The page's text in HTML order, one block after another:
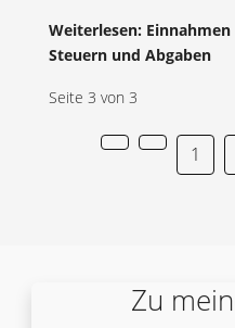
Weiterlesen:
Steuern und Abgaben
Seite 3 von 3
1
Zu